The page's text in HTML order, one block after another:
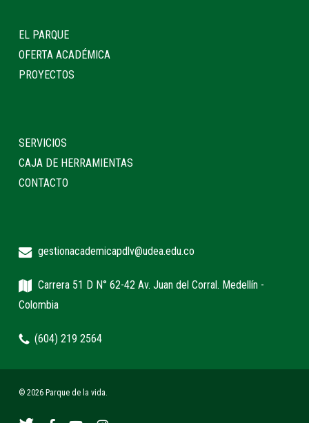
EL PARQUE
OFERTA ACADÉMICA
PROYECTOS
SERVICIOS
CAJA DE HERRAMIENTAS
CONTACTO
gestionacademicapdlv@udea.edu.co
Carrera 51 D N° 62-42 Av. Juan del Corral. Medellín -
Colombia
(604) 219 2564
© 2026 Parque de la vida.